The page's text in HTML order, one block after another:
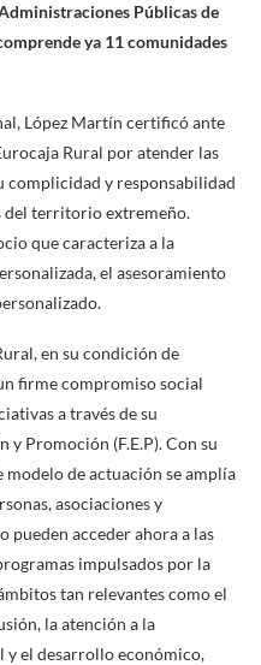
Públicas de
ya 11 comunidades
López Martín certificó ante
Rural por atender las
complicidad y responsabilidad
del territorio extremeño.
que caracteriza a la
el asesoramiento
en su condición de
firme compromiso social
a través de su
y Promoción (F.E.P). Con su
modelo de actuación se amplía
asociaciones y
acceder ahora a las
impulsados por la
tan relevantes como el
la atención a la
y el desarrollo económico,